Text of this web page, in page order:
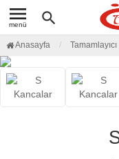
menu
menü search
Anasayfa